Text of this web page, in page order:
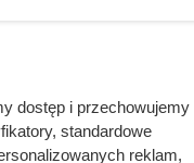
dostęp i przechowujemy
standardowe
reklam,